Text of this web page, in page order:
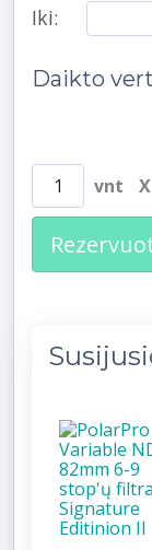
Iki:
Daikto
vnt X